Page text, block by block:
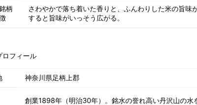
柄
さわやかで落ち着いた香りと、ふんわりした米の旨味
すると旨味がいっそう広がる。
ロフィール
神奈川県足柄上郡
創業1898年（明治30年）。銘水の誉れ高い丹沢山の水